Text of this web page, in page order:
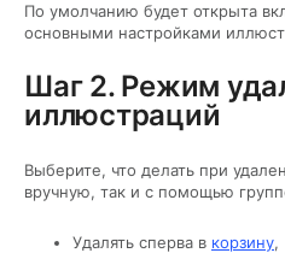
По умолчанию будет открыта
основными настройками
Шаг 2. Режим
иллюстраций
Выберите, что делать при
вручную, так и с помощью
Удалять сперва в корзину,